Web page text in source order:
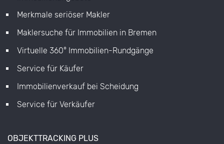
Merkmale seriöser Makler
Maklersuche für Immobilien in Bremen
Virtuelle 360° Immobilien-Rundgänge
Service für Käufer
Immobilienverkauf bei Scheidung
Service für Verkäufer
OBJEKTTRACKING PLUS